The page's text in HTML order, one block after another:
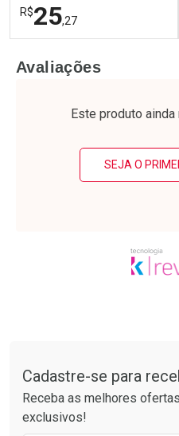
R$25,27
Laboratório
Por R$ 25,27/cada
Por Menos
Avaliações
Este produto
SEJA O
Cadastre-se para
Receba as melhores
exclusivos!